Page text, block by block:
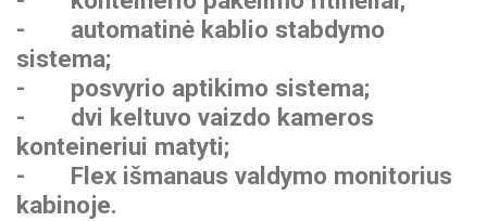
- automatinė kablio stabdymo
sistema;
- posvyrio aptikimo sistema;
- dvi keltuvo vaizdo kameros
konteineriui matyti;
- Flex išmanaus valdymo monitorius
kabinoje.